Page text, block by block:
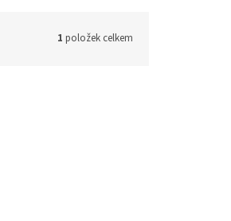
1 položek celkem